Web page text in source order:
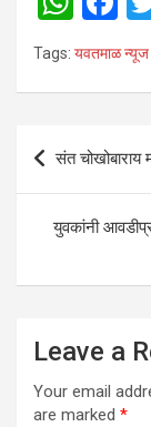
h
A
p
a
ce
o
k
Tags: यवतमाळ न्यूज
Post
navigation
संत चोखोबाराय
युवकांनी
Leave a
Your email
are marked *